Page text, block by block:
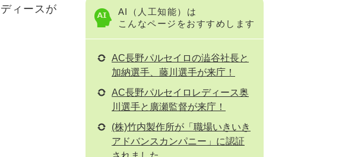
ィースが
AI（人工知能）は
こんなページをおすすめします
AC長野パルセイロの澁谷社長と
加納選手、藤川選手が来庁！
AC長野パルセイロレディース奥
川選手と廣瀬監督が来庁！
(株)竹内製作所が「職場いきいき
アドバンスカンパニー」に認証